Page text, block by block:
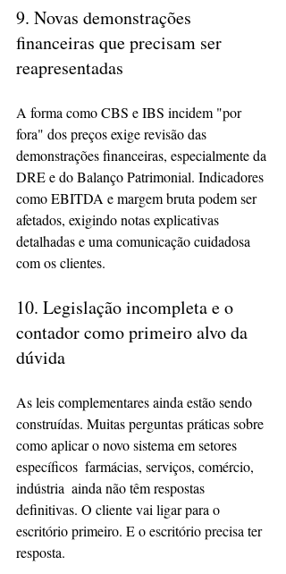
9. Novas demonstrações
financeiras que precisam ser
reapresentadas
A forma como CBS e IBS incidem "por
fora" dos preços exige revisão das
demonstrações financeiras, especialmente da
DRE e do Balanço Patrimonial. Indicadores
como EBITDA e margem bruta podem ser
afetados, exigindo notas explicativas
detalhadas e uma comunicação cuidadosa
com os clientes.
10. Legislação incompleta e o
contador como primeiro alvo da
dúvida
As leis complementares ainda estão sendo
construídas. Muitas perguntas práticas sobre
como aplicar o novo sistema em setores
específicos  farmácias, serviços, comércio,
indústria  ainda não têm respostas
definitivas. O cliente vai ligar para o
escritório primeiro. E o escritório precisa ter
resposta.